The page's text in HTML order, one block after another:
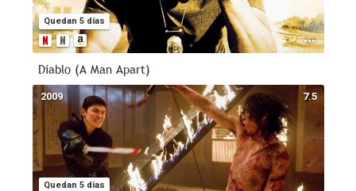
Quedan 5 días
Diablo (A Man Apart)
7.5
Quedan 5 días
2009